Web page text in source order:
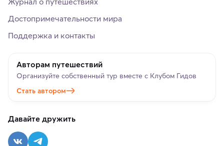
Достопримечательности мира
Поддержка и контакты
Авторам путешествий
Организуйте собственный тур вместе с Клубом Гидов
Стать автором
Давайте дружить